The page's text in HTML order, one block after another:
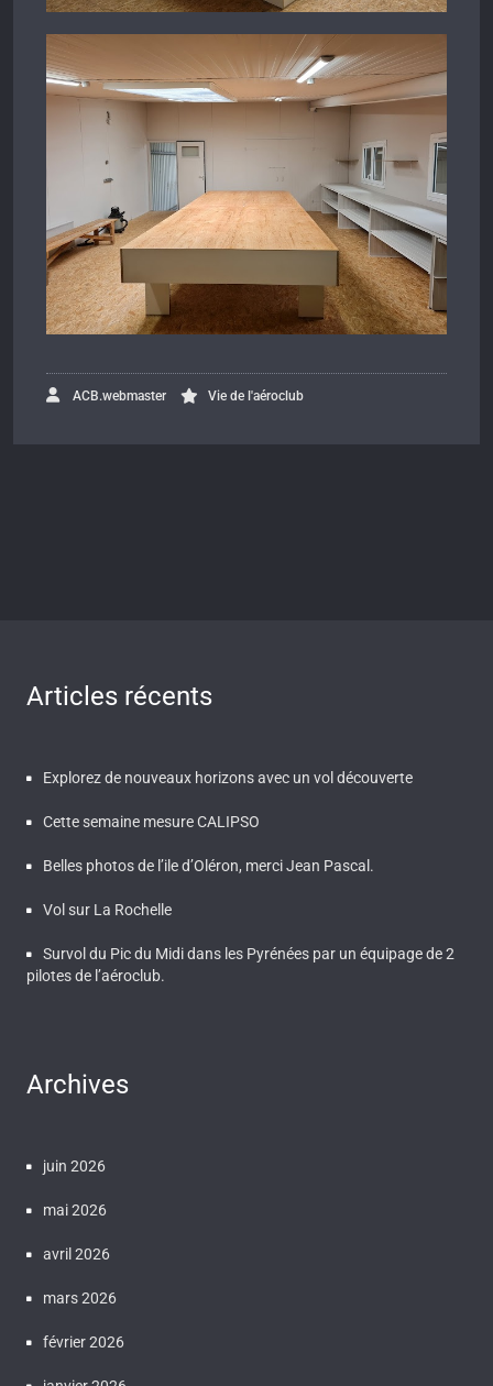
ACB.webmaster Vie de l'aéroclub
Articles récents
Explorez de nouveaux horizons avec un vol découverte
Cette semaine mesure CALIPSO
Belles photos de l’ile d’Oléron, merci Jean Pascal.
Vol sur La Rochelle
Survol du Pic du Midi dans les Pyrénées par un équipage de 2
pilotes de l’aéroclub.
Archives
juin 2026
mai 2026
avril 2026
mars 2026
février 2026